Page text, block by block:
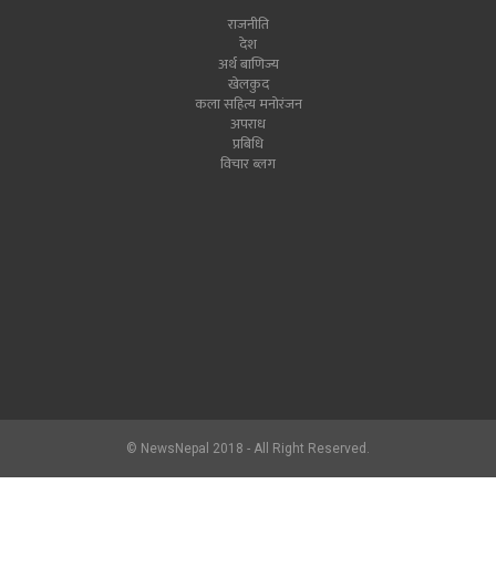
राजनीति
देश
अर्थ बाणिज्य
खेलकुद
कला सहित्य मनोरंजन
अपराध
प्रबिधि
विचार ब्लग
© NewsNepal 2018 - All Right Reserved.
newsnepal.com